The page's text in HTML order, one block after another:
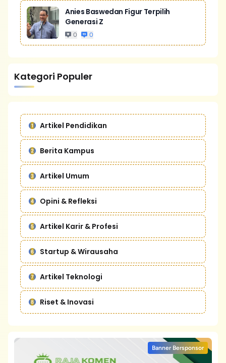
Anies Baswedan Figur Terpilih
Generasi Z
0 0
Kategori Populer
Artikel Pendidikan
Berita Kampus
Artikel Umum
Opini & Refleksi
Artikel Karir & Profesi
Startup & Wirausaha
Artikel Teknologi
Riset & Inovasi
Banner Bersponsor